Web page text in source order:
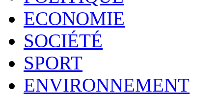
ECONOMIE
SOCIÉTÉ
SPORT
ENVIRONNEMENT